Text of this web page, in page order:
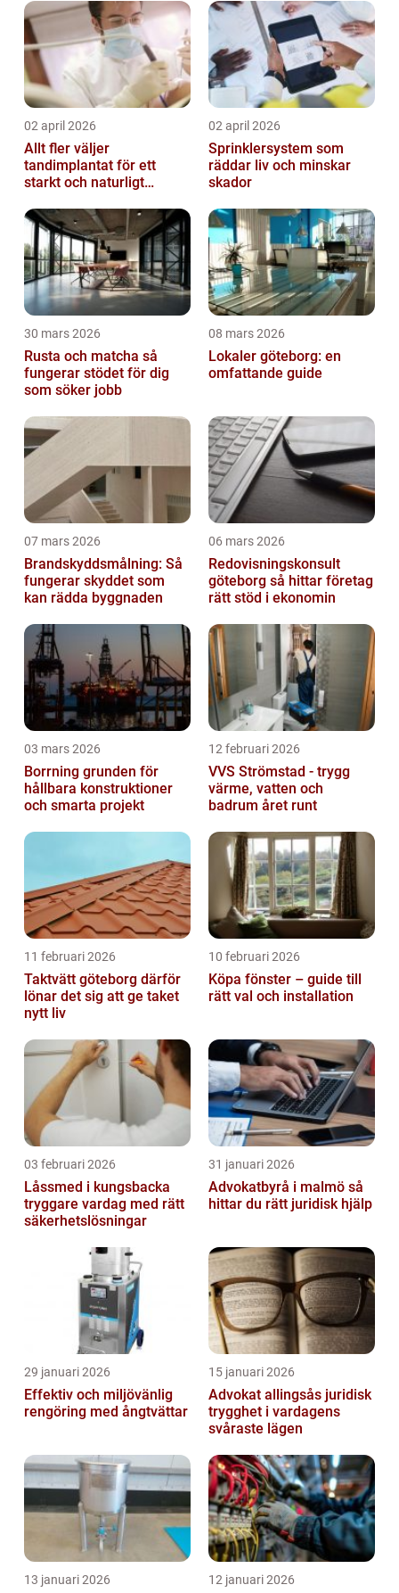
02 april 2026
Allt fler väljer
tandimplantat för ett
starkt och naturligt
02 april 2026
Sprinklersystem som
räddar liv och minskar
skador
30 mars 2026
Rusta och matcha så
fungerar stödet för dig
som söker jobb
08 mars 2026
Lokaler göteborg: en
omfattande guide
07 mars 2026
Brandskyddsmålning: Så
fungerar skyddet som
kan rädda byggnaden
06 mars 2026
Redovisningskonsult
göteborg så hittar företag
rätt stöd i ekonomin
03 mars 2026
Borrning grunden för
hållbara konstruktioner
och smarta projekt
12 februari 2026
VVS Strömstad - trygg
värme, vatten och
badrum året runt
11 februari 2026
Taktvätt göteborg därför
lönar det sig att ge taket
nytt liv
10 februari 2026
Köpa fönster – guide till
rätt val och installation
03 februari 2026
Låssmed i kungsbacka
tryggare vardag med rätt
säkerhetslösningar
31 januari 2026
Advokatbyrå i malmö så
hittar du rätt juridisk hjälp
29 januari 2026
Effektiv och miljövänlig
rengöring med ångtvättar
15 januari 2026
Advokat allingsås juridisk
trygghet i vardagens
svåraste lägen
13 januari 2026 12 januari 2026